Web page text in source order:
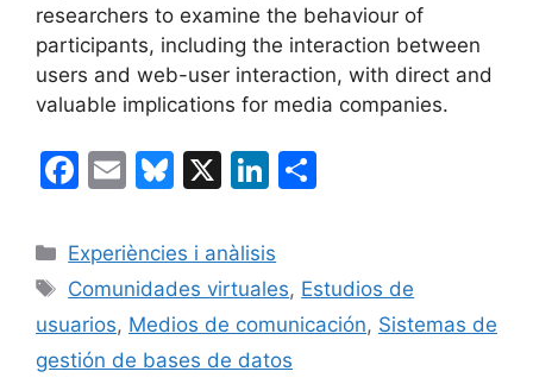
researchers to examine the behaviour of
participants, including the interaction between
users and web-user interaction, with direct and
valuable implications for media companies.
F
c
e
b
o
E
ai
l
Bl
e
s
k
y
X
Li
k
e
dI
n
p
ar
Categorías
Experiències i anàlisis
Etiquetas
Comunidades virtuales, Estudios de
usuarios, Medios de comunicación, Sistemas de
gestión de bases de datos